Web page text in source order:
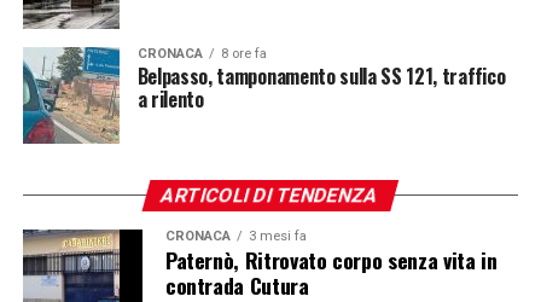
CRONACA 8 ore fa
Belpasso, tamponamento sulla SS 121, traffico
a rilento
ARTICOLI DI TENDENZA
CRONACA 3 mesi fa
Paternò, Ritrovato corpo senza vita in
contrada Cutura